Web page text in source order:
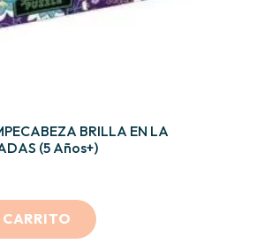
BRILLA EN LA
(5 Años+)